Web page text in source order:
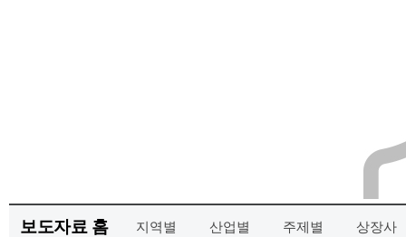
보도자료 홈 지역별 산업별 주제별 상장사